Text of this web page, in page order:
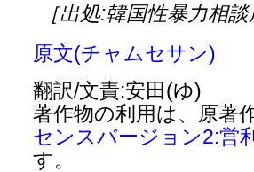
［出処:韓国性暴力相
原文(チャムセサン)
翻訳/文責:安田(ゆ)
著作物の利用は、原著
センスバージョン2:営
す。